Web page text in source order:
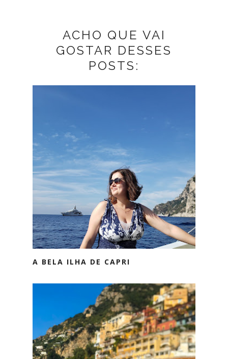
ACHO QUE VAI
GOSTAR DESSES
POSTS:
A BELA ILHA DE CAPRI